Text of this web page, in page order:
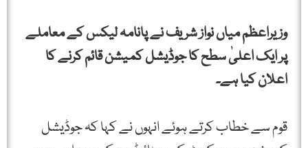
وزیراعظم میاں نواز شریف نے پانامہ لیکس کے معاملے
پر ایک اعلیٰ سطح کا جوڈیشل کمیشن قائم کرنے کا
اعلان کیا ہے۔
قوم سے خطاب کرتے ہوئے انہوں نے کہا کہ جوڈیشل